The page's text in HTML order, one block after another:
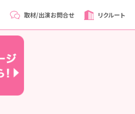
取材/出演お問合せ リクルート